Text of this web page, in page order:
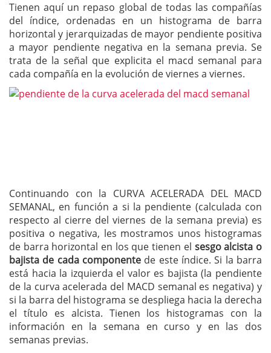
Tienen aquí un repaso global de todas las compañías
del índice, ordenadas en un histograma de barra
horizontal y jerarquizadas de mayor pendiente positiva
a mayor pendiente negativa en la semana previa. Se
trata de la señal que explicita el macd semanal para
cada compañía en la evolución de viernes a viernes.
Continuando con la CURVA ACELERADA DEL MACD
SEMANAL, en función a si la pendiente (calculada con
respecto al cierre del viernes de la semana previa) es
positiva o negativa, les mostramos unos histogramas
de barra horizontal en los que tienen el sesgo alcista o
bajista de cada componente de este índice. Si la barra
está hacia la izquierda el valor es bajista (la pendiente
de la curva acelerada del MACD semanal es negativa) y
si la barra del histograma se despliega hacia la derecha
el título es alcista. Tienen los histogramas con la
información en la semana en curso y en las dos
semanas previas.